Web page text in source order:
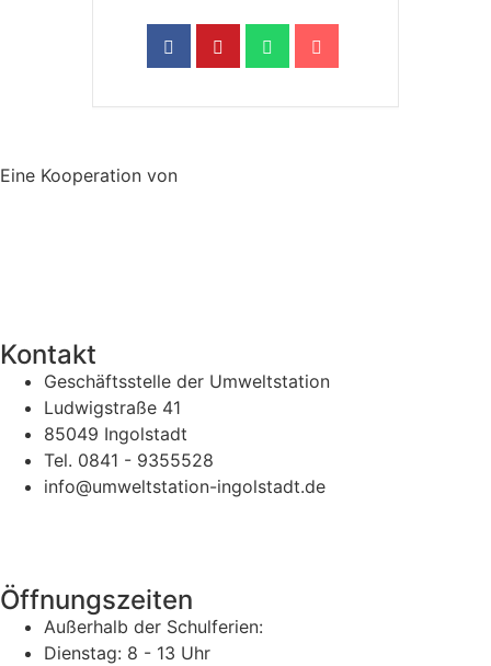
Eine Kooperation von
Kontakt
Geschäftsstelle der Umweltstation
Ludwigstraße 41
85049 Ingolstadt
Tel. 0841 - 9355528
info@umweltstation-ingolstadt.de
Öffnungszeiten
Außerhalb der Schulferien:
Dienstag: 8 - 13 Uhr